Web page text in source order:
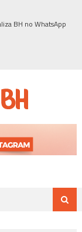
BH no WhatsApp